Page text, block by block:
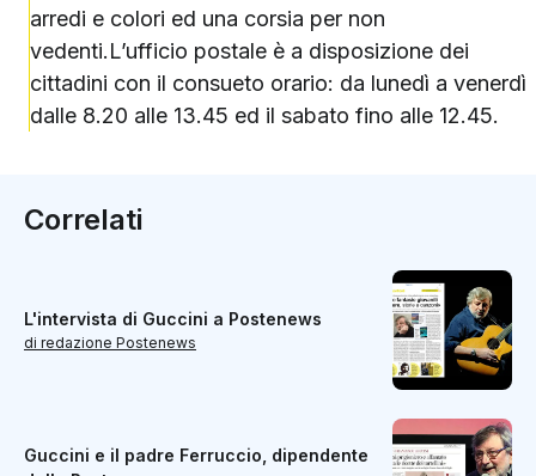
arredi e colori ed una corsia per non
vedenti.L’ufficio postale è a disposizione dei
cittadini con il consueto orario: da lunedì a venerdì
dalle 8.20 alle 13.45 ed il sabato fino alle 12.45.
Correlati
L'intervista di Guccini a Postenews
di redazione Postenews
Guccini e il padre Ferruccio, dipendente